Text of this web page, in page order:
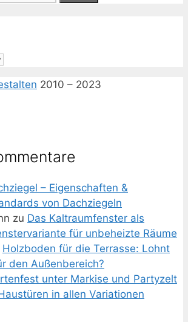
2010 – 2023
– Eigenschaften &
von Dachziegeln
zu Das Kaltraumfenster als
für unbeheizte Räume
Holzboden für die Terrasse: Lohnt
den Außenbereich?
unter Markise und Partyzelt
in allen Variationen